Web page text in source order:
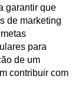
garantir que
de marketing
para
de um
contribuir com